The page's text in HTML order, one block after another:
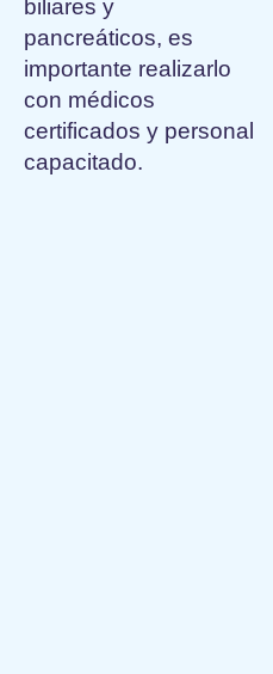
biliares y
pancreáticos, es
importante realizarlo
con médicos
certificados y personal
capacitado.